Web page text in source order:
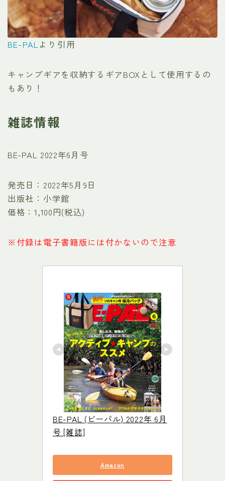
BE-PAL より引用
キャンプギアを収納するギアBOXとして使用するの
もあり！
雑誌情報
BE-PAL 2022年6月号
発売日：2022年5月9日
出版社：小学館
価格：1,100円(税込)
※付録は電子書籍版には付かないので注意
BE-PAL (ビーパル) 2022年 6月
号 [雑誌]
Amazon